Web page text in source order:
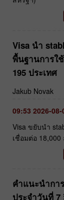
Visa นำ
พื้นฐานการใ
195 ประเทศ
Jakub Novak
09:53 2026-08-
Visa ขยับนำ
เชื่อมต่อ
คำแนะนำกา
ประจำวันที่ 7